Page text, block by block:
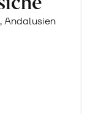
Andalusien